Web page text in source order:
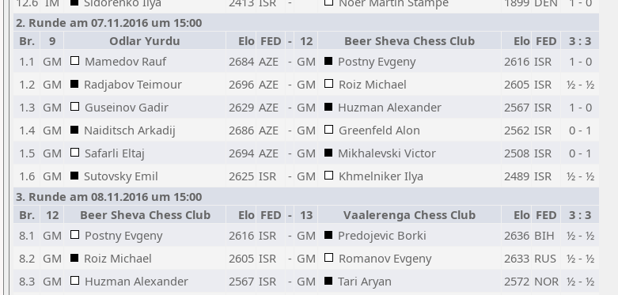
2. Runde am 07.11.2016 um 15:00
Br.
9 Odlar Yurdu Elo FED - 12 Beer Sheva Chess Club Elo FED
3 : 3
1.1
GM Mamedov Rauf 2684 AZE - GM Postny Evgeny 2616 ISR
1 - 0
1.2 GM Radjabov Teimour 2696 AZE - GM Roiz Michael 2605 ISR
½ - ½
1.3 GM Guseinov Gadir 2629 AZE - GM Huzman Alexander 2567 ISR
1 - 0
1.4 GM Naiditsch Arkadij 2686 AZE - GM Greenfeld Alon 2562 ISR
0 - 1
1.5 GM Safarli Eltaj 2694 AZE - GM Mikhalevski Victor 2508 ISR
0 - 1
1.6 GM Sutovsky Emil 2625 ISR - GM Khmelniker Ilya 2489 ISR
½ - ½
3. Runde am 08.11.2016 um 15:00
Br.
12 Beer Sheva Chess Club Elo FED - 13 Vaalerenga Chess Club Elo FED
3 : 3
8.1
GM Postny Evgeny 2616 ISR - GM Predojevic Borki 2636 BIH
½ - ½
8.2 GM Roiz Michael 2605 ISR - GM Romanov Evgeny 2633 RUS
½ - ½
8.3 GM Huzman Alexander 2567 ISR - GM Tari Aryan 2572 NOR ½ - ½